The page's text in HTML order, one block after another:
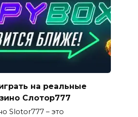
на реальные
Слотор777
Slotor777 – это